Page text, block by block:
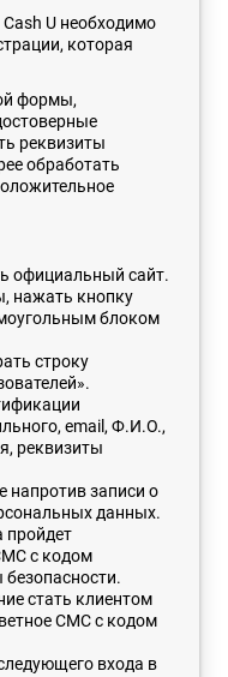
U необходимо
которая
формы,
реквизиты
обработать
официальный сайт.
нажать кнопку
блоком
строку
email, Ф.И.О.,
реквизиты
напротив записи о
данных.
пройдет
с кодом
стать клиентом
СМС с кодом
входа в